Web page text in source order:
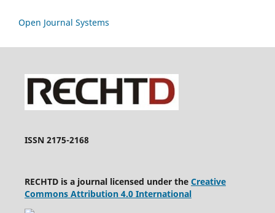
Open Journal Systems
ISSN 2175-2168
RECHTD is a journal licensed under the Creative
Commons Attribution 4.0 International